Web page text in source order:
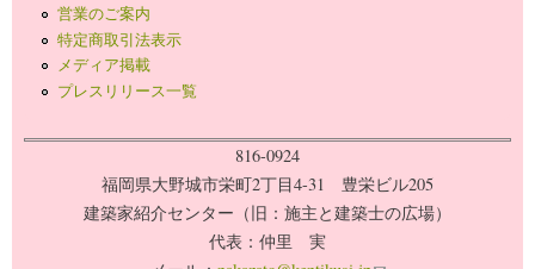
営業のご案内
特定商取引法表示
メディア掲載
プレスリリース一覧
816-0924
福岡県大野城市栄町2丁目4-31 豊栄ビル205
建築家紹介センター（旧：施主と建築士の広場）
代表：仲里 実